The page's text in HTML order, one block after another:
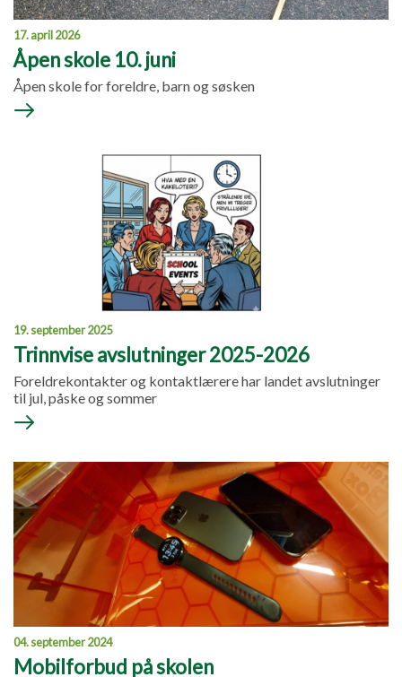
17. april 2026
Åpen skole 10. juni
Åpen skole for foreldre, barn og søsken
19. september 2025
Trinnvise avslutninger 2025-2026
Foreldrekontakter og kontaktlærere har landet avslutninger
til jul, påske og sommer
04. september 2024
Mobilforbud på skolen